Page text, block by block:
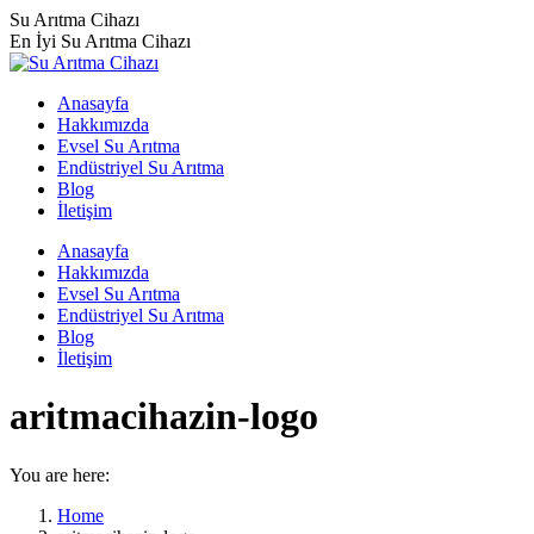
Skip
to
content
Su Arıtma Cihazı
En İyi Su Arıtma Cihazı
Anasayfa
Hakkımızda
Evsel Su Arıtma
Endüstriyel Su Arıtma
Blog
İletişim
Anasayfa
Hakkımızda
Evsel Su Arıtma
Endüstriyel Su Arıtma
Blog
İletişim
aritmacihazin-logo
You are here:
Home